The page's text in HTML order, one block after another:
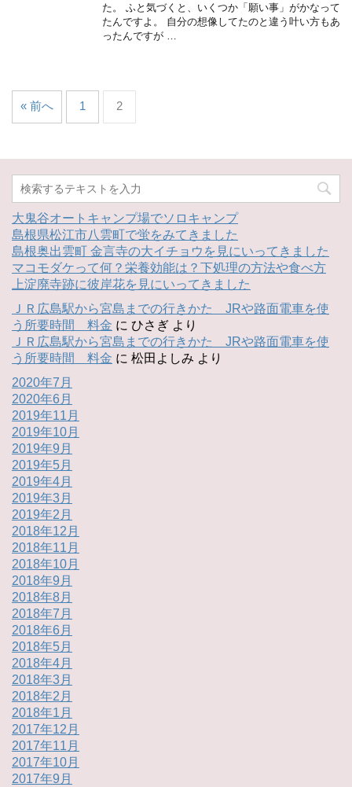
た。 ふと気づくと、いくつか「願い事」がかなって
たんですよ。 自分の想像してたのと違う叶い方もあ
ったんですが …
« 前へ 1 2
大鬼谷オートキャンプ場でソロキャンプ
島根県松江市八雲町で蛍をみてきました
島根奥出雲町 金言寺の大イチョウを見にいってきました
マコモダケって何？栄養効能は？下処理の方法や食べ方
上淀廃寺跡に彼岸花を見にいってきました
ＪＲ広島駅から宮島までの行きかた JRや路面電車を使
う所要時間 料金 に ひさぎ より
ＪＲ広島駅から宮島までの行きかた JRや路面電車を使
う所要時間 料金 に 松田よしみ より
2020年7月
2020年6月
2019年11月
2019年10月
2019年9月
2019年5月
2019年4月
2019年3月
2019年2月
2018年12月
2018年11月
2018年10月
2018年9月
2018年8月
2018年7月
2018年6月
2018年5月
2018年4月
2018年3月
2018年2月
2018年1月
2017年12月
2017年11月
2017年10月
2017年9月